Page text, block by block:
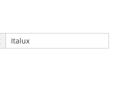
Italux